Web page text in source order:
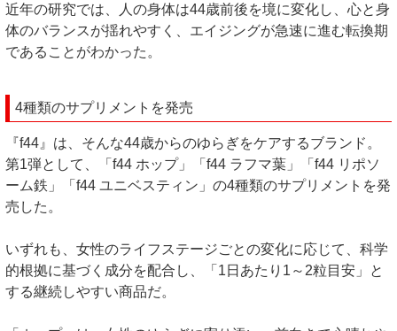
近年の研究では、人の身体は44歳前後を境に変化し、心と身
体のバランスが揺れやすく、エイジングが急速に進む転換期
であることがわかった。
4種類のサプリメントを発売
『f44』は、そんな44歳からのゆらぎをケアするブランド。
第1弾として、「f44 ホップ」「f44 ラフマ葉」「f44 リポソ
ーム鉄」「f44 ユニベスティン」の4種類のサプリメントを発
売した。
いずれも、女性のライフステージごとの変化に応じて、科学
的根拠に基づく成分を配合し、「1日あたり1～2粒目安」と
する継続しやすい商品だ。